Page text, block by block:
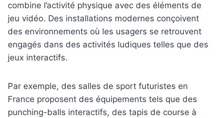
combine l’activité physique avec des éléments de
jeu vidéo. Des installations modernes conçoivent
des environnements où les usagers se retrouvent
engagés dans des activités ludiques telles que des
jeux interactifs.
Par exemple, des salles de sport futuristes en
France proposent des équipements tels que des
punching-balls interactifs, des tapis de course à